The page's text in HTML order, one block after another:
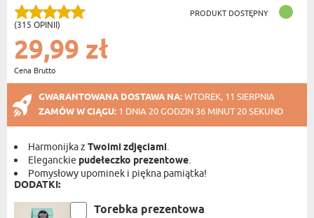
(315 OPINII)
PRODUKT DOSTĘPNY
29,99 zł
Cena Brutto
GWARANTOWANA DOSTAWA NA:WTOREK, 11 SIERPNIA
ZAMÓW W CIĄGU: 1 DNIA 20 GODZIN 36 MINUT 19 SEKUND
Harmonijka zTwoimi zdjęciami.
Eleganckie pudełeczko prezentowe.
Pomysłowy upominek i piękna pamiątka!
DODATKI:
Torebka prezentowa